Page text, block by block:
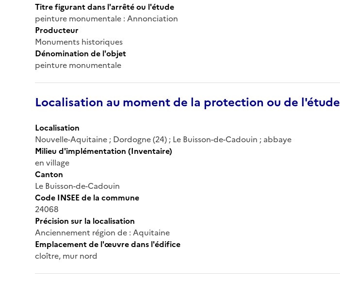
Titre figurant dans l'arrêté ou l'étude
peinture monumentale : Annonciation
Producteur
Monuments historiques
Dénomination de l'objet
peinture monumentale
Localisation au moment de la protection ou de l'étude
Localisation
Nouvelle-Aquitaine ; Dordogne (24) ; Le Buisson-de-Cadouin ; abbaye
Milieu d'implémentation (Inventaire)
en village
Canton
Le Buisson-de-Cadouin
Code INSEE de la commune
24068
Précision sur la localisation
Anciennement région de : Aquitaine
Emplacement de l'œuvre dans l'édifice
cloître, mur nord